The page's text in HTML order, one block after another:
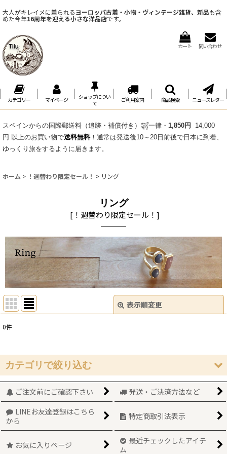
大人がキレイメに着られるヨーロッパ古着・小物・ヴィンテージ雑貨、新品も含
めた今年16周年を迎える小さな洋品店です。
カート 問い合わせ
カテゴリー マイページ
ショップについ
て
ご利用案内 商品検索 ニュースレター
スペインからの国際郵送料（追跡・補償付き） 一律・ 1,850円 14,000
円 以上のお買い物で送料無料！通常は発送後10～20日前後で日本に到着、
ゆっくり旅をするように届きます。
ホーム > ！週替わり限定セール！ > リング
リング
[ ！週替わり限定セール！ ]
表示順変更
表示数:
在庫あり
並び順:
絞り込む
0件
カテゴリで絞り込む
リング (全商品)
サイズ10-12号
ご注文前にご確認下さい
発送・ご決済方法など
LINEお友達登録はこちら
から
特定商取引法表示
お気に入りページ
最近チェックしたアイテ
ム